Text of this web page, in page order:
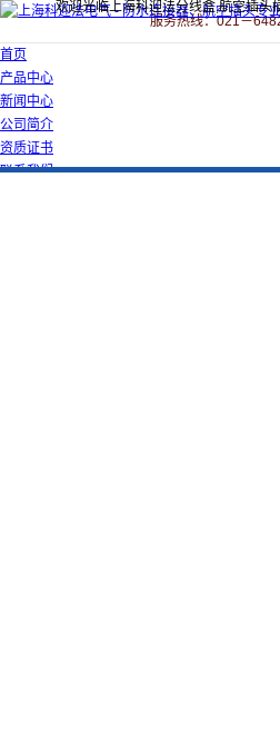
欢迎光临上海科迎法分线盒,航空插头
服务热线：021－
首页
产品中心
新闻中心
公司简介
资质证书
联系我们